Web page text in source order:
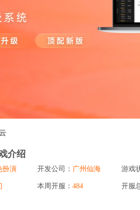
后台管理系统
游戏、玩家、资金一站管理
推广员系统
聚合盒子PC端
全新UI上线，引流新利器
发
低
代理流程、条件、前期准备
介绍
扮演 开发公司： 广州仙海 游戏
本周开服： 484 开服